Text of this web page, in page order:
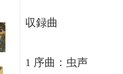
収録曲
1 序曲：虫声